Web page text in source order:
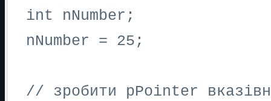
int nNumber;
nNumber = 25;
// зробити pPointer